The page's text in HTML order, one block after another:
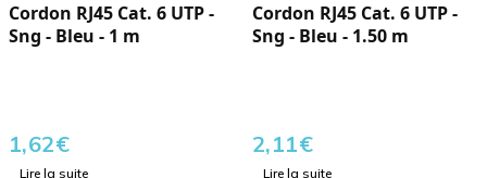
Cordon RJ45 Cat. 6 UTP -
Sng - Bleu - 1 m
1,62€
Lire la suite
Cordon RJ45 Cat. 6 UTP -
Sng - Bleu - 1.50 m
2,11€
Lire la suite